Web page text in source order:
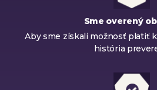
Sme overený
Aby sme získali možnosť platiť
história